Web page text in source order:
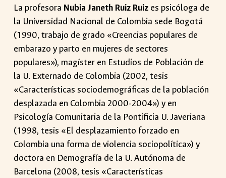
La profesora Nubia Janeth Ruiz Ruiz es psicóloga de
la Universidad Nacional de Colombia sede Bogotá
(1990, trabajo de grado «Creencias populares de
embarazo y parto en mujeres de sectores
populares»), magíster en Estudios de Población de
la U. Externado de Colombia (2002, tesis
«Características sociodemográficas de la población
desplazada en Colombia 2000-2004») y en
Psicología Comunitaria de la Pontificia U.Javeriana
(1998, tesis «El desplazamiento forzado en
Colombia una forma de violencia sociopolítica») y
doctora en Demografía de la U. Autónoma de
Barcelona (2008, tesis «Características